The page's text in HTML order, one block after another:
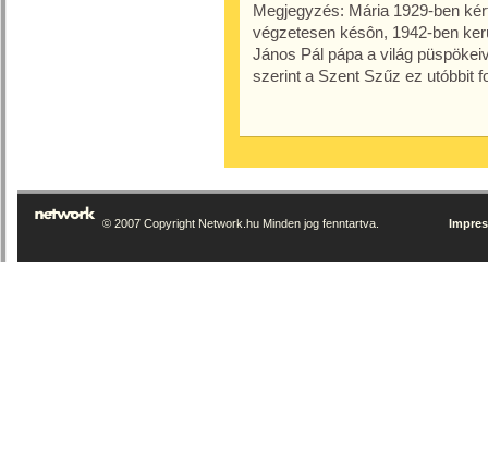
Megjegyzés: Mária 1929-ben
végzetesen késôn, 1942-ben
János Pál pápa a világ
szerint a Szent Szűz ez utóbbit
© 2007 Copyright Network.hu Minden jog fenntartva.